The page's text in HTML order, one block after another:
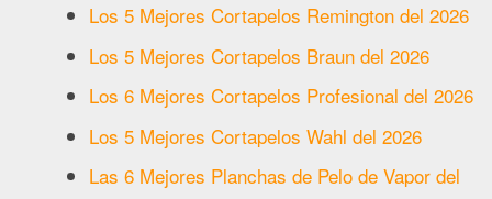
Los 5 Mejores Cortapelos Remington del 2026
Los 5 Mejores Cortapelos Braun del 2026
Los 6 Mejores Cortapelos Profesional del 2026
Los 5 Mejores Cortapelos Wahl del 2026
Las 6 Mejores Planchas de Pelo de Vapor del